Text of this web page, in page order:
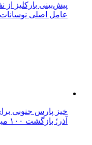
عامل اصلی
آذر؛ بازگشت ۱۰۰ میلیون مترمکعب گاز به شبکه